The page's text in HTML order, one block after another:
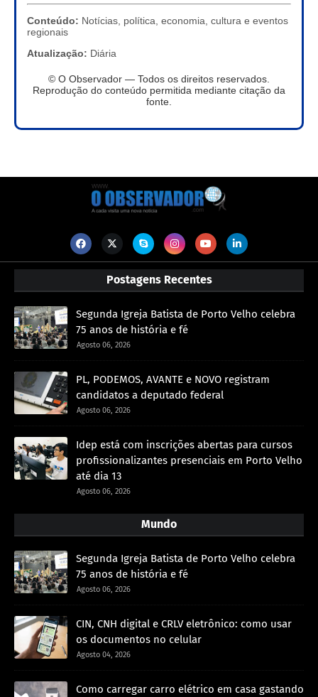
Conteúdo: Notícias, política, economia, cultura e eventos
regionais
Atualização: Diária
© O Observador — Todos os direitos reservados.
Reprodução do conteúdo permitida mediante citação da
fonte.
Postagens Recentes
Segunda Igreja Batista de Porto Velho celebra
75 anos de história e fé
Agosto 06, 2026
PL, PODEMOS, AVANTE e NOVO registram
candidatos a deputado federal
Agosto 06, 2026
Idep está com inscrições abertas para cursos
profissionalizantes presenciais em Porto Velho
até dia 13
Agosto 06, 2026
Mundo
Segunda Igreja Batista de Porto Velho celebra
75 anos de história e fé
Agosto 06, 2026
CIN, CNH digital e CRLV eletrônico: como usar
os documentos no celular
Agosto 04, 2026
Como carregar carro elétrico em casa gastando